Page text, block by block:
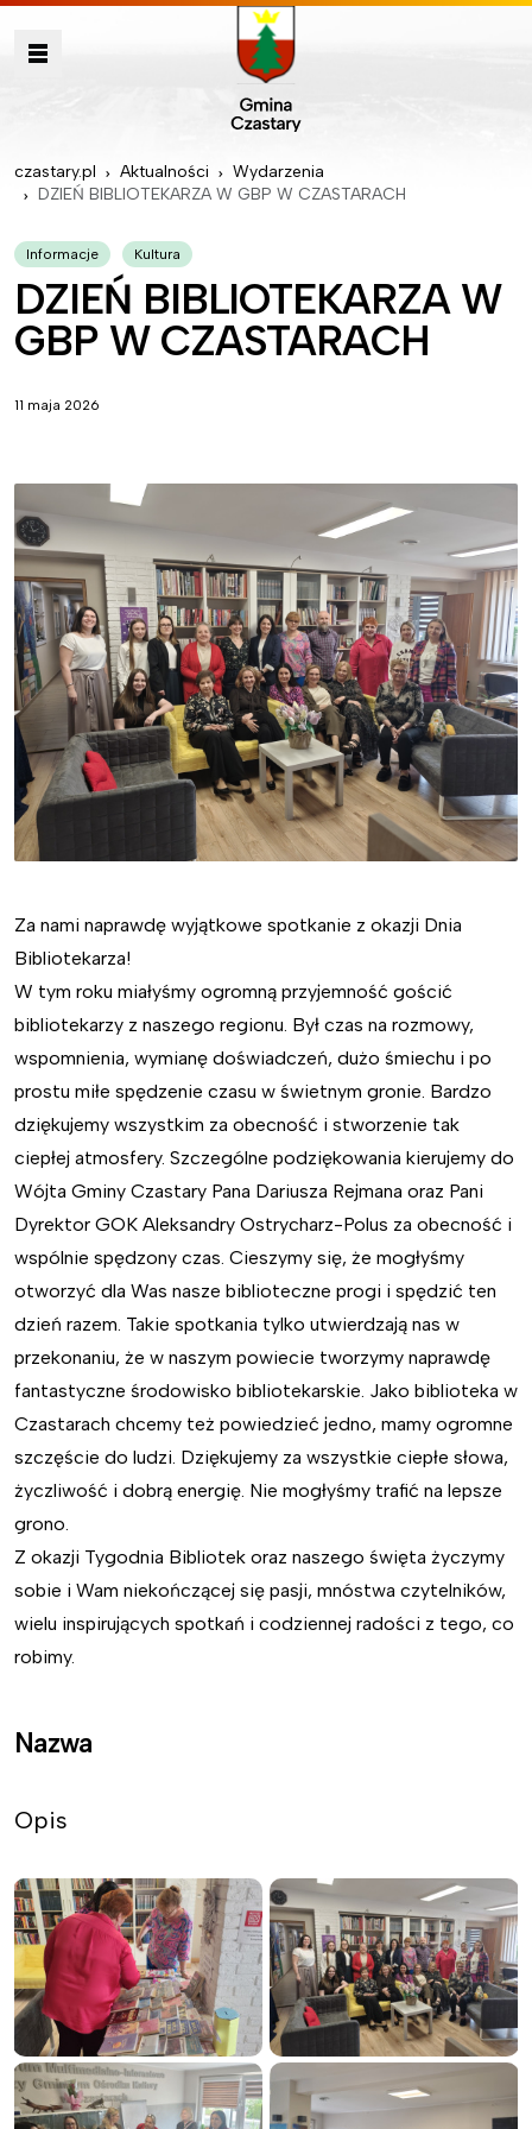
czastary.pl Aktualności
Wydarzenia
DZIEŃ BIBLIOTEKARZA W GBP W CZASTARACH
Informacje Kultura
DZIEŃ BIBLIOTEKARZA W
GBP W CZASTARACH
11 maja 2026
Za nami naprawdę wyjątkowe spotkanie z okazji Dnia
Bibliotekarza!
W tym roku miałyśmy ogromną przyjemność gościć
bibliotekarzy z naszego regionu. Był czas na rozmowy,
wspomnienia, wymianę doświadczeń, dużo śmiechu i po
prostu miłe spędzenie czasu w świetnym gronie. Bardzo
dziękujemy wszystkim za obecność i stworzenie tak
ciepłej atmosfery. Szczególne podziękowania kierujemy do
Wójta Gminy Czastary Pana Dariusza Rejmana oraz Pani
Dyrektor GOK Aleksandry Ostrycharz-Polus za obecność i
wspólnie spędzony czas. Cieszymy się, że mogłyśmy
otworzyć dla Was nasze biblioteczne progi i spędzić ten
dzień razem. Takie spotkania tylko utwierdzają nas w
przekonaniu, że w naszym powiecie tworzymy naprawdę
fantastyczne środowisko bibliotekarskie. Jako biblioteka w
Czastarach chcemy też powiedzieć jedno, mamy ogromne
szczęście do ludzi. Dziękujemy za wszystkie ciepłe słowa,
życzliwość i dobrą energię. Nie mogłyśmy trafić na lepsze
grono.
Z okazji Tygodnia Bibliotek oraz naszego święta życzymy
sobie i Wam niekończącej się pasji, mnóstwa czytelników,
wielu inspirujących spotkań i codziennej radości z tego, co
robimy.
Nazwa
Opis